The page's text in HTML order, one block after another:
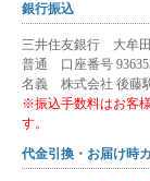
銀行振込
三井住友銀行 大牟
普通 口座番号
名義 株式会社 後藤
※振込手数料はお客
す。
代金引換・お届け時